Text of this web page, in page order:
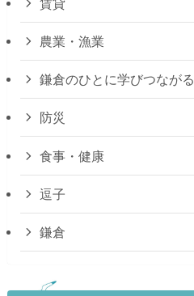
賃貸
農業・漁業
鎌倉のひとに学びつながる
防災
食事・健康
逗子
鎌倉